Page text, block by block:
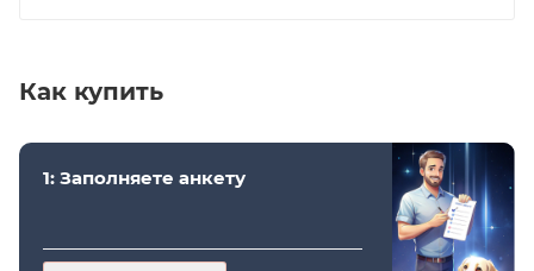
Как купить
1: Заполняете анкету